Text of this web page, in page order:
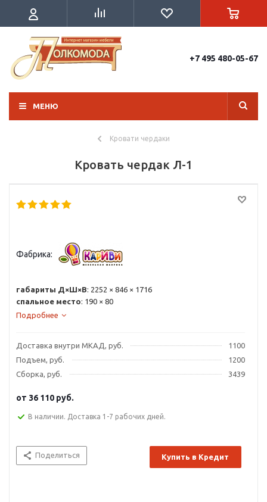
+7 495 480-05-67
МЕНЮ
Кровати чердаки
Кровать чердак Л-1
Фабрика:
габариты Д×Ш×В: 2252 × 846 × 1716
спальное место: 190 × 80
Подробнее
Доставка внутри МКАД, руб.
1100
Подъем, руб.
1200
Сборка, руб.
3439
от 36 110 руб.
В наличии. Доставка 1-7 рабочих дней.
Поделиться Купить в Кредит